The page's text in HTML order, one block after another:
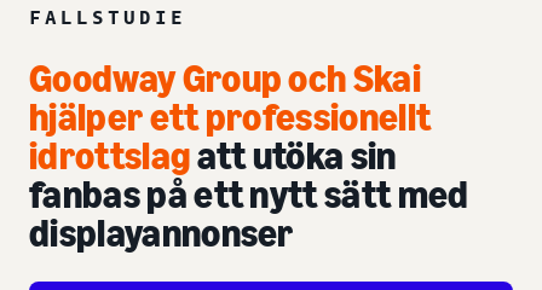
FALLSTUDIE
Goodway Group och Skai
hjälper ett professionellt
idrottslagatt utöka sin
fanbas på ett nytt sätt med
displayannonser